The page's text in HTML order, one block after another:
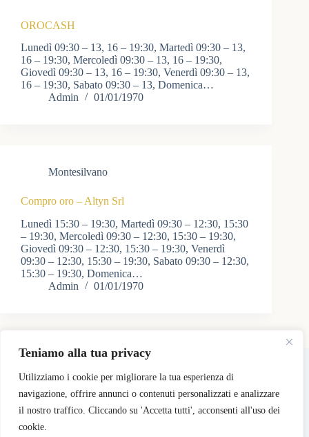
Teniamo alla tua privacy
Utilizziamo i cookie per migliorare la tua esperienza di
navigazione, offrire annunci o contenuti personalizzati e analizzare
il nostro traffico. Cliccando su 'Accetta tutti', acconsenti all'uso dei
cookie.
OROCASH
Lunedì 09:30 – 13, 16 – 19:30, Martedì 09:30 – 13,
16 – 19:30, Mercoledì 09:30 – 13, 16 – 19:30,
Giovedì 09:30 – 13, 16 – 19:30, Venerdì 09:30 – 13,
16 – 19:30, Sabato 09:30 – 13, Domenica…
Admin
01/01/1970
Montesilvano
Compro oro – Altyn Srl
Lunedì 15:30 – 19:30, Martedì 09:30 – 12:30, 15:30
– 19:30, Mercoledì 09:30 – 12:30, 15:30 – 19:30,
Giovedì 09:30 – 12:30, 15:30 – 19:30, Venerdì
09:30 – 12:30, 15:30 – 19:30, Sabato 09:30 – 12:30,
15:30 – 19:30, Domenica…
Admin
01/01/1970
Copyright © 2026 - Tema WordPress sviluppato da
Pricing
Registra il mio Negozio
Login Negozi Partner